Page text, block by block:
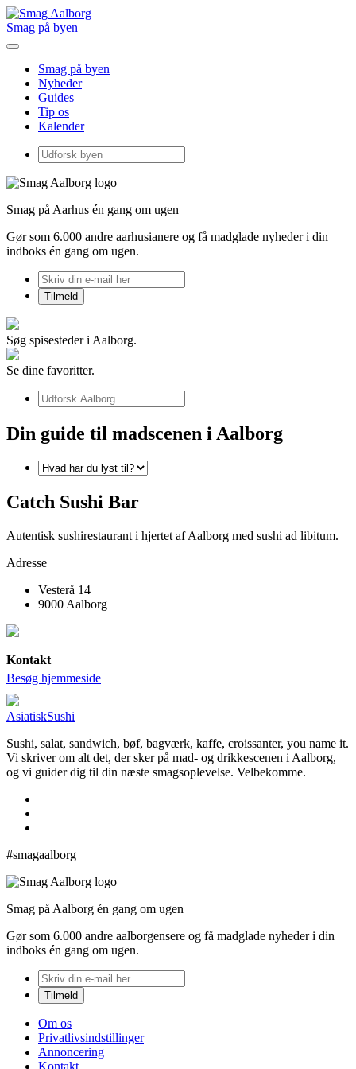
Smag på byen
Smag på byen
Nyheder
Guides
Tip os
Kalender
Smag på Aarhus én gang om ugen
Gør som 6.000 andre aarhusianere og få madglade nyheder i din
indboks én gang om ugen.
Søg spisesteder i Aalborg.
Se dine favoritter.
Din guide til madscenen i Aalborg
Catch Sushi Bar
Autentisk sushirestaurant i hjertet af Aalborg med sushi ad libitum.
Adresse
Vesterå 14
9000 Aalborg
Kontakt
Besøg hjemmeside
AsiatiskSushi
Sushi, salat, sandwich, bøf, bagværk, kaffe, croissanter, you name it.
Vi skriver om alt det, der sker på mad- og drikkescenen i Aalborg,
og vi guider dig til din næste smagsoplevelse. Velbekomme.
#smagaalborg
Smag på Aalborg én gang om ugen
Gør som 6.000 andre aalborgensere og få madglade nyheder i din
indboks én gang om ugen.
Om os
Privatlivsindstillinger
Annoncering
Kontakt